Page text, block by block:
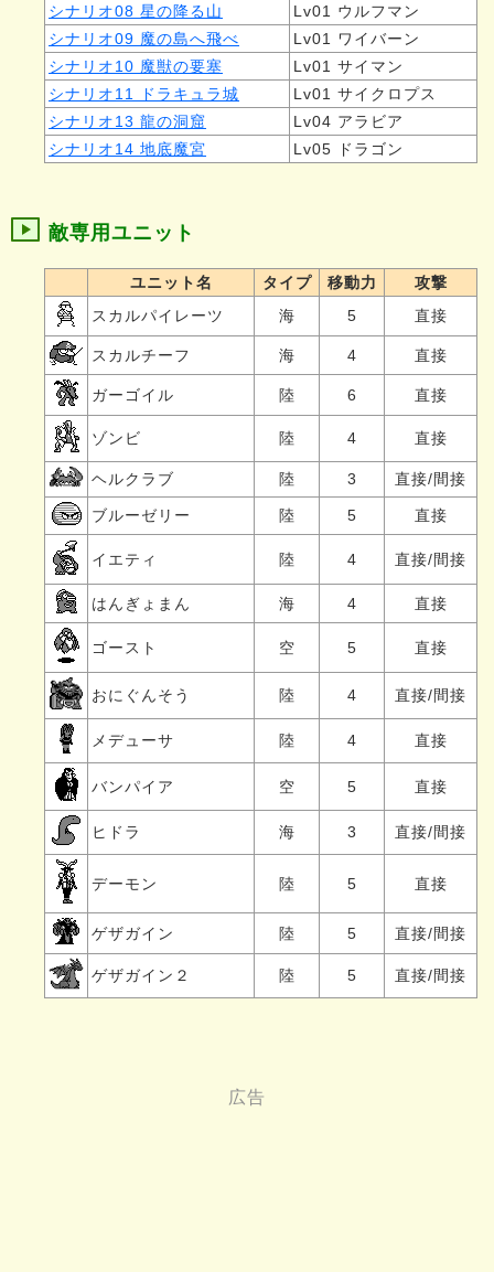
シナリオ08 星の降る山
Lv01 ウルフマン
シナリオ09 魔の島へ飛べ
Lv01 ワイバーン
シナリオ10 魔獣の要塞
Lv01 サイマン
シナリオ11 ドラキュラ城
Lv01 サイクロプス
シナリオ13 龍の洞窟
Lv04 アラビア
シナリオ14 地底魔宮
Lv05 ドラゴン
敵専用ユニット
ユニット名 タイプ 移動力
攻撃
スカルパイレーツ
海 5 直接
スカルチーフ 海 4 直接
ガーゴイル 陸 6 直接
ゾンビ 陸 4 直接
ヘルクラブ 陸 3 直接/間接
ブルーゼリー 陸 5 直接
イエティ 陸 4 直接/間接
はんぎょまん 海 4 直接
ゴースト 空 5 直接
おにぐんそう 陸 4 直接/間接
メデューサ 陸 4 直接
バンパイア 空 5 直接
ヒドラ 海 3 直接/間接
デーモン 陸 5 直接
ゲザガイン 陸 5 直接/間接
ゲザガイン２ 陸 5 直接/間接